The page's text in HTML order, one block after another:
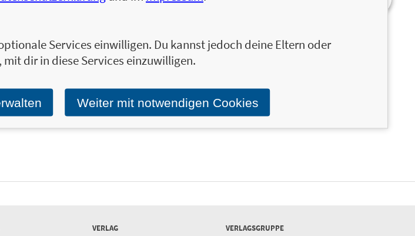
VERLAG VERLAGSGRUPPE
Services einwilligen. Du kannst jedoch deine Eltern oder
dir in diese Services einzuwilligen.
Weiter mit notwendigen Cookies